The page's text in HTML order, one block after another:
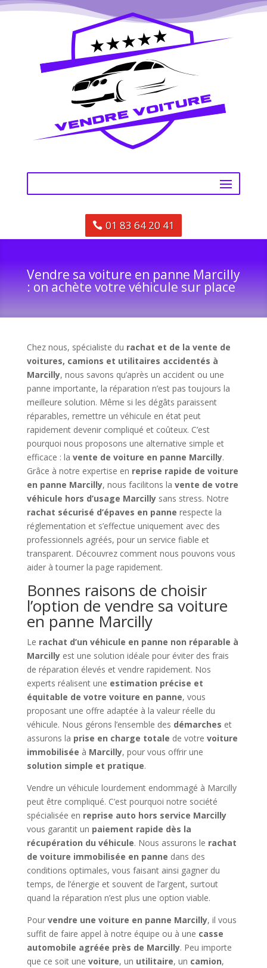
01 83 64 20 41
Vendre sa voiture en panne Marcilly
: on achète votre véhicule sur place
Chez nous, spécialiste du rachat et de la vente de
voitures, camions et utilitaires accidentés à
Marcilly, nous savons qu’après un accident ou une
panne importante, la réparation n’est pas toujours la
meilleure solution. Même si les dégâts paraissent
réparables, remettre un véhicule en état peut
rapidement devenir compliqué et coûteux. C’est
pourquoi nous proposons une alternative simple et
efficace : la vente de voiture en panne Marcilly.
Grâce à notre expertise en reprise rapide de voiture
en panne Marcilly, nous facilitons la vente de votre
véhicule hors d’usage Marcillysans stress. Notre
rachat sécurisé d’épaves en panne respecte la
réglementation et s’effectue uniquement avec des
professionnels agréés, pour un service fiable et
transparent. Découvrez comment nous pouvons vous
aider à tourner la page rapidement.
Bonnes raisons de choisir
l’option de vendre sa voiture
en panne Marcilly
Le rachat d’un véhicule en panne non réparable à
Marcillyest une solution idéale pour éviter des frais
de réparation élevés et vendre rapidement. Nos
experts réalisent une estimation précise et
équitable de votre voiture en panne, vous
proposant une offre adaptée à la valeur réelle du
véhicule. Nous gérons l’ensemble des démarches et
assurons la prise en charge totale de votre voiture
immobilisée à Marcilly, pour vous offrir une
solution simple et pratique.
Vendre un véhicule lourdement endommagé à Marcilly
peut être compliqué. C’est pourquoi notre société
spécialisée en reprise auto hors service Marcilly
vous garantit un paiement rapide dès la
récupération du véhicule. Nous assurons le rachat
de voiture immobilisée en panne dans des
conditions optimales, vous faisant ainsi gagner du
temps, de l’énergie et souvent de l’argent, surtout
quand la réparation n’est plus une option viable.
Pour vendre une voiture en panne Marcilly, il vous
suffit de faire appel à notre équipe ou à une casse
automobile agréée près de Marcilly. Peu importe
que ce soit une voiture, un utilitaire, un camion,